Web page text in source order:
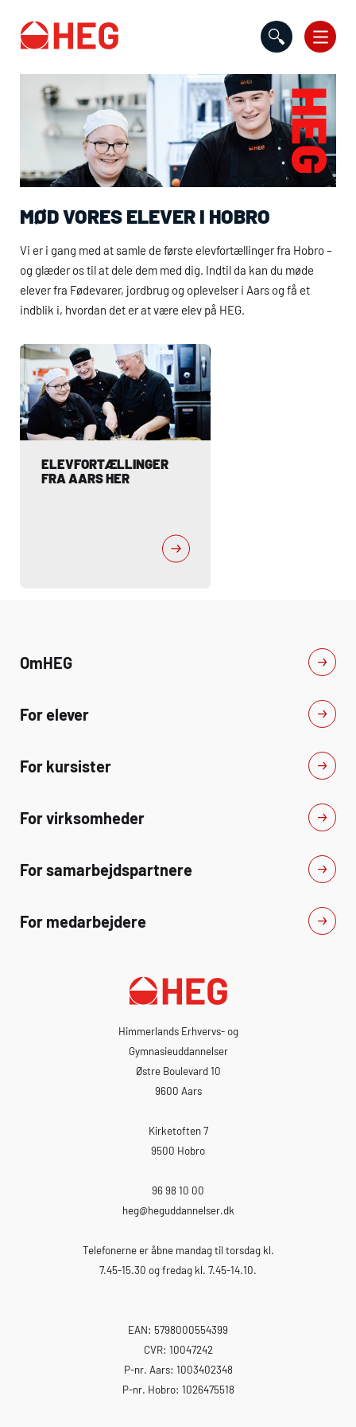
MØD VORES ELEVER I HOBRO
Vi er i gang med at samle de første elevfortællinger fra Hobro –
og glæder os til at dele dem med dig. Indtil da kan du møde
elever fra Fødevarer, jordbrug og oplevelser i Aars og få et
indblik i, hvordan det er at være elev på HEG.
ELEVFORTÆLLINGER
OmHEG
For elever
For kursister
For virksomheder
For samarbejdspartnere
For medarbejdere
Himmerlands Erhvervs- og
Gymnasieuddannelser
Østre Boulevard 10
9600 Aars
Kirketoften 7
9500 Hobro
96 98 10 00
heg@heguddannelser.dk
Telefonerne er åbne mandag til torsdag kl.
7.45-15.30 og fredag kl. 7.45-14.10.
EAN: 5798000554399
CVR: 10047242
P-nr. Aars: 1003402348
P-nr. Hobro: 1026475518